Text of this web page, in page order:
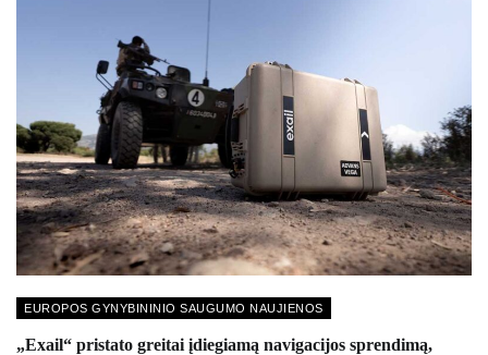
EUROPOS GYNYBININIO SAUGUMO NAUJIENOS
„Exail“ pristato greitai įdiegiamą navigacijos sprendimą,